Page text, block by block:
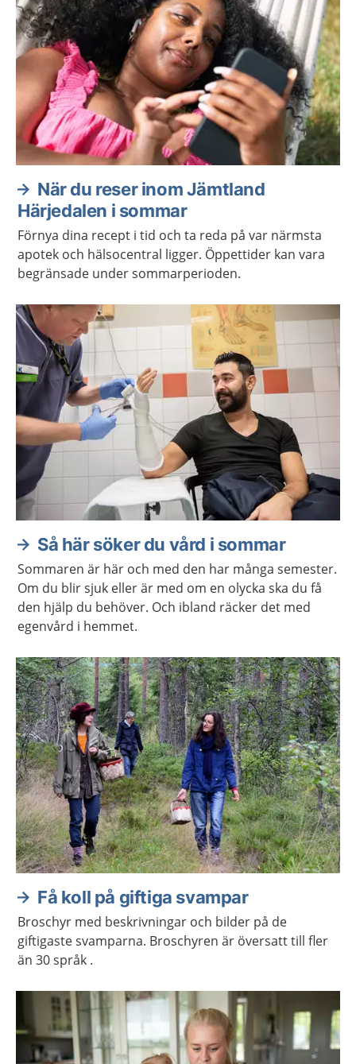
När du reser inom Jämtland
Härjedalen i sommar
Förnya dina recept i tid och ta reda på var närmsta
apotek och hälsocentral ligger. Öppettider kan vara
begränsade under sommarperioden.
Så här söker du vård i sommar
Sommaren är här och med den har många semester.
Om du blir sjuk eller är med om en olycka ska du få
den hjälp du behöver. Och ibland räcker det med
egenvård i hemmet.
Få koll på giftiga svampar
Broschyr med beskrivningar och bilder på de
giftigaste svamparna. Broschyren är översatt till fler
än 30 språk .